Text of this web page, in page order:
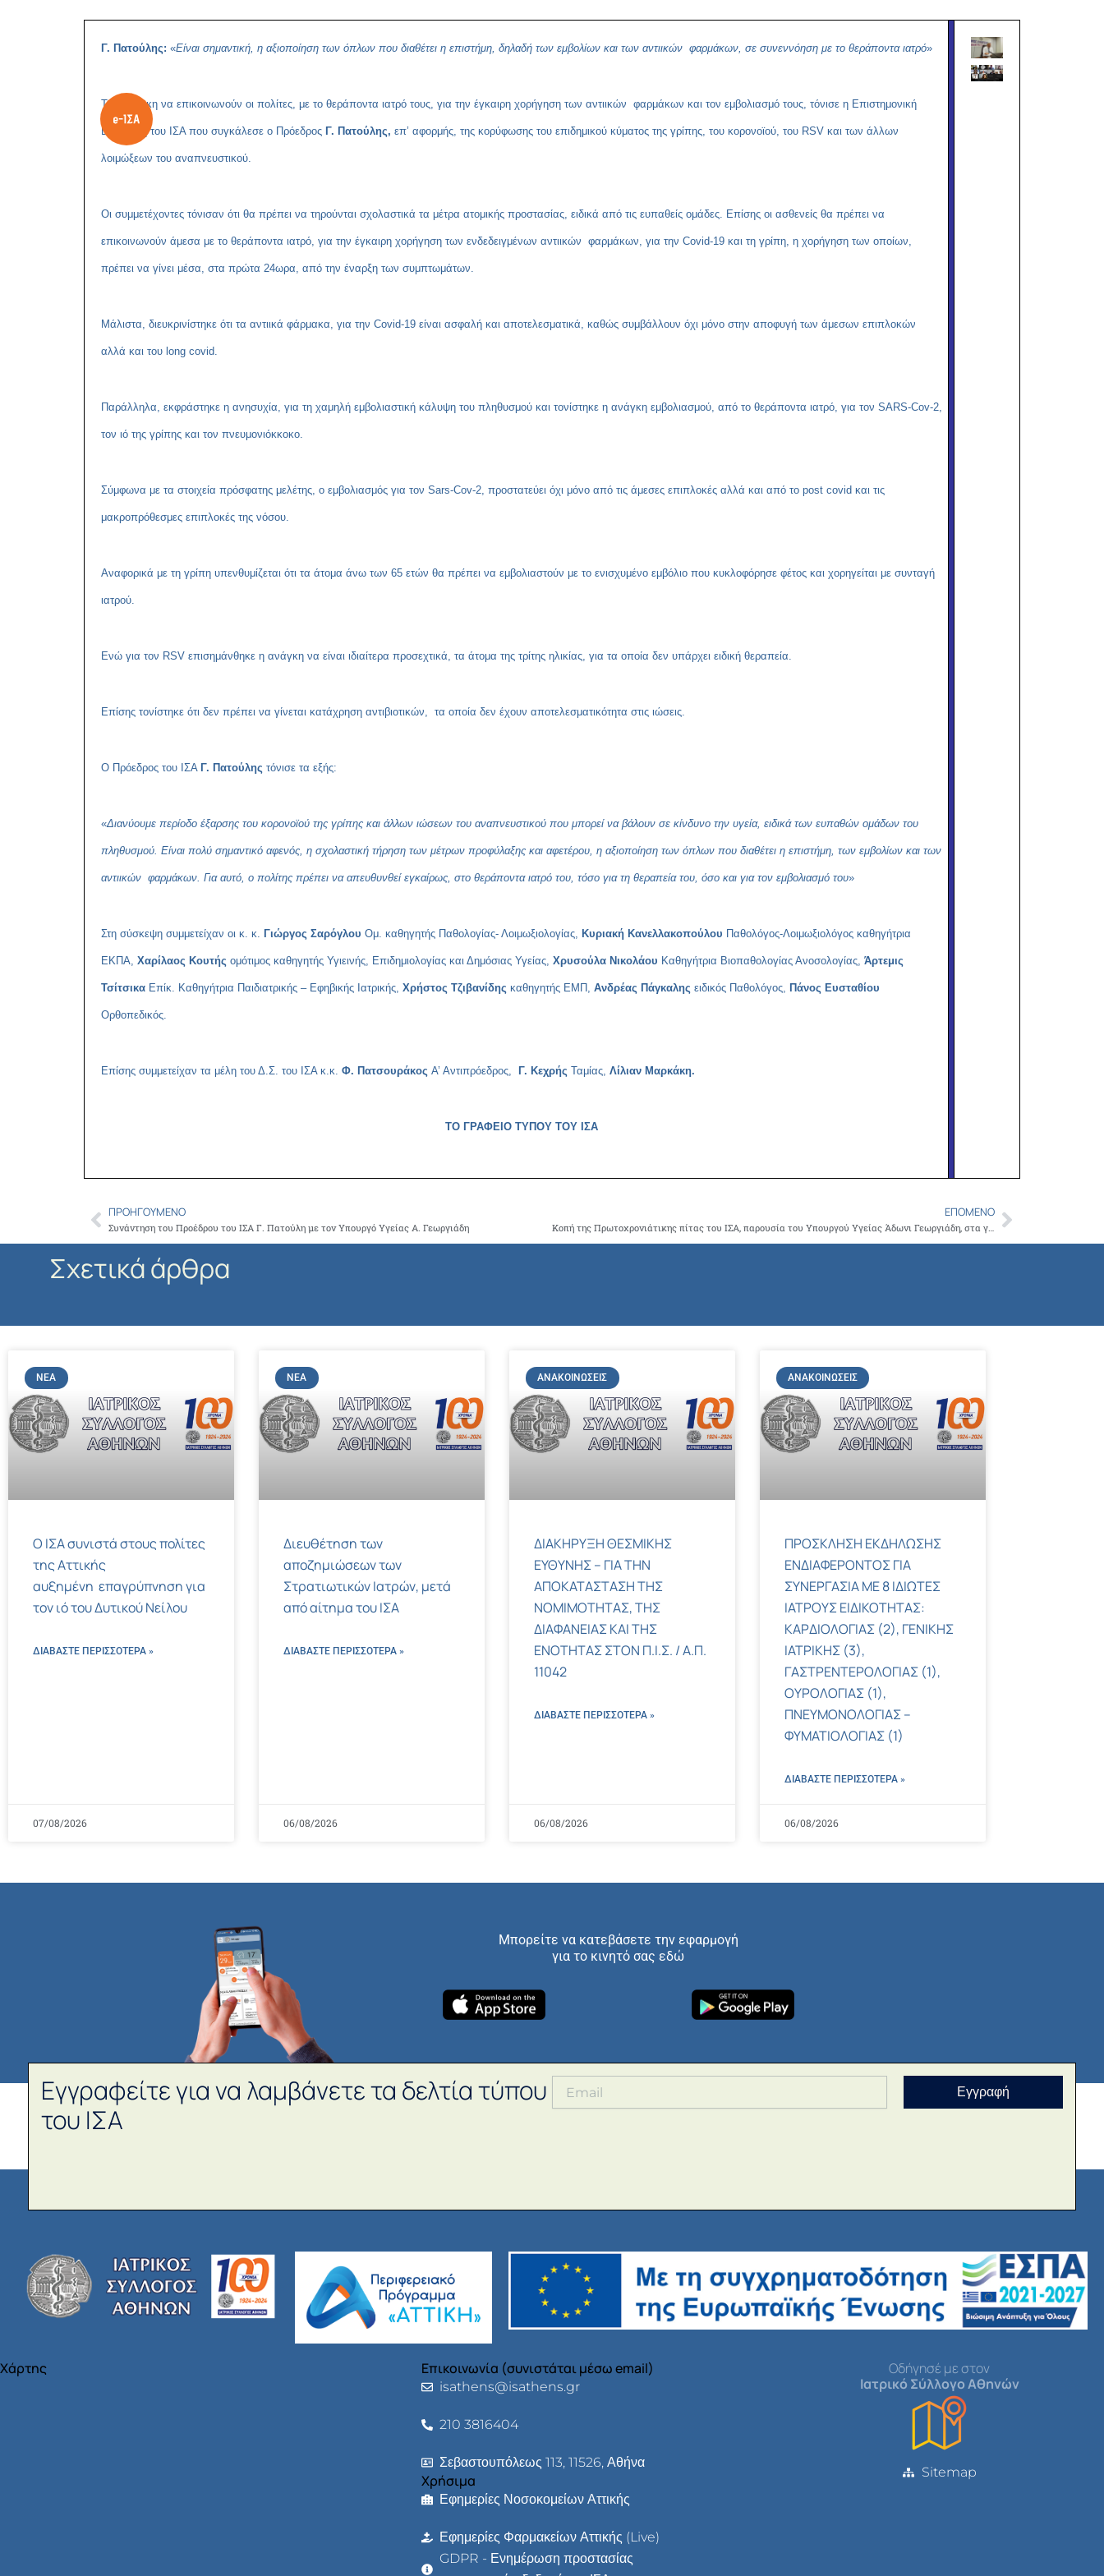
Γ. Πατούλης: «Είναι σημαντική, η αξιοποίηση των όπλων που διαθέτει η επιστήμη, δηλαδή των εμβολίων και των αντιικών φαρμάκων, σε συνεννόηση με το θεράποντα ιατρό»
Την ανάγκη να επικοινωνούν οι πολίτες, με το θεράποντα ιατρό τους, για την έγκαιρη χορήγηση των αντιικών φαρμάκων και τον εμβολιασμό τους, τόνισε η Επιστημονική
Επιτροπή του ΙΣΑ που συγκάλεσε ο Πρόεδρος Γ. Πατούλης, επ’ αφορμής, της κορύφωσης του επιδημικού κύματος της γρίπης, του κορονοϊού, του RSV και των άλλων
λοιμώξεων του αναπνευστικού.
Οι συμμετέχοντες τόνισαν ότι θα πρέπει να τηρούνται σχολαστικά τα μέτρα ατομικής προστασίας, ειδικά από τις ευπαθείς ομάδες. Επίσης οι ασθενείς θα πρέπει να
επικοινωνούν άμεσα με το θεράποντα ιατρό, για την έγκαιρη χορήγηση των ενδεδειγμένων αντιικών φαρμάκων, για την Covid-19 και τη γρίπη, η χορήγηση των οποίων,
πρέπει να γίνει μέσα, στα πρώτα 24ωρα, από την έναρξη των συμπτωμάτων.
Μάλιστα, διευκρινίστηκε ότι τα αντιικά φάρμακα, για την Covid-19 είναι ασφαλή και αποτελεσματικά, καθώς συμβάλλουν όχι μόνο στην αποφυγή των άμεσων επιπλοκών
αλλά και του long covid.
Παράλληλα, εκφράστηκε η ανησυχία, για τη χαμηλή εμβολιαστική κάλυψη του πληθυσμού και τονίστηκε η ανάγκη εμβολιασμού, από το θεράποντα ιατρό, για τον SARS-Cov-2,
τον ιό της γρίπης και τον πνευμονιόκκοκο.
Σύμφωνα με τα στοιχεία πρόσφατης μελέτης, ο εμβολιασμός για τον Sars-Cov-2, προστατεύει όχι μόνο από τις άμεσες επιπλοκές αλλά και από το post covid και τις
μακροπρόθεσμες επιπλοκές της νόσου.
Αναφορικά με τη γρίπη υπενθυμίζεται ότι τα άτομα άνω των 65 ετών θα πρέπει να εμβολιαστούν με το ενισχυμένο εμβόλιο που κυκλοφόρησε φέτος και χορηγείται με συνταγή
ιατρού.
Ενώ για τον RSV επισημάνθηκε η ανάγκη να είναι ιδιαίτερα προσεχτικά, τα άτομα της τρίτης ηλικίας, για τα οποία δεν υπάρχει ειδική θεραπεία.
Επίσης τονίστηκε ότι δεν πρέπει να γίνεται κατάχρηση αντιβιοτικών, τα οποία δεν έχουν αποτελεσματικότητα στις ιώσεις.
Ο Πρόεδρος του ΙΣΑ Γ. Πατούλης τόνισε τα εξής:
«Διανύουμε περίοδο έξαρσης του κορονοϊού της γρίπης και άλλων ιώσεων του αναπνευστικού που μπορεί να βάλουν σε κίνδυνο την υγεία, ειδικά των ευπαθών ομάδων του
πληθυσμού. Είναι πολύ σημαντικό αφενός, η σχολαστική τήρηση των μέτρων προφύλαξης και αφετέρου, η αξιοποίηση των όπλων που διαθέτει η επιστήμη, των εμβολίων και των
αντιικών φαρμάκων. Για αυτό, ο πολίτης πρέπει να απευθυνθεί εγκαίρως, στο θεράποντα ιατρό του, τόσο για τη θεραπεία του, όσο και για τον εμβολιασμό του»
Στη σύσκεψη συμμετείχαν οι κ. κ. Γιώργος Σαρόγλου Ομ. καθηγητής Παθολογίας- Λοιμωξιολογίας, Κυριακή Κανελλακοπούλου Παθολόγος-Λοιμωξιολόγος καθηγήτρια
ΕΚΠΑ, Χαρίλαος Κουτής ομότιμος καθηγητής Υγιεινής, Επιδημιολογίας και Δημόσιας Υγείας, Χρυσούλα Νικολάου Καθηγήτρια Βιοπαθολογίας Ανοσολογίας, Άρτεμις
Τσίτσικα Επίκ. Καθηγήτρια Παιδιατρικής – Εφηβικής Ιατρικής, Χρήστος Τζιβανίδης καθηγητής ΕΜΠ, Ανδρέας Πάγκαλης ειδικός Παθολόγος, Πάνος Ευσταθίου
Ορθοπεδικός.
Επίσης συμμετείχαν τα μέλη του Δ.Σ. του ΙΣΑ κ.κ. Φ. Πατσουράκος Α’ Αντιπρόεδρος, Γ. Κεχρής Ταμίας, Λίλιαν Μαρκάκη.
ΤΟ ΓΡΑΦΕΙΟ ΤΥΠΟΥ ΤΟΥ ΙΣΑ
Prev
ΠΡΟΗΓΟΎΜΕΝΟ
Συνάντηση του Προέδρου του ΙΣΑ Γ. Πατούλη με τον Υπουργό Υγείας Α. Γεωργιάδη
ΕΠΌΜΕΝΟ
Kοπή της Πρωτοχρονιάτικης πίτας του ΙΣΑ, παρουσία του Υπουργού Υγείας Άδωνι Γεωργιάδη, στα γραφεία του ΣυλλόγουNext
Σχετικά άρθρα
ΝΈΑ
Ο ΙΣΑ συνιστά στους πολίτες
της Αττικής
αυξημένη επαγρύπνηση για
τον ιό του Δυτικού Νείλου
ΔΙΑΒΑΣΤΕ ΠΕΡΙΣΣΌΤΕΡΑ »
07/08/2026
ΝΈΑ
Διευθέτηση των
αποζημιώσεων των
Στρατιωτικών Ιατρών, μετά
από αίτημα του ΙΣΑ
ΔΙΑΒΑΣΤΕ ΠΕΡΙΣΣΌΤΕΡΑ »
06/08/2026
ΑΝΑΚΟΙΝΏΣΕΙΣ
ΔΙΑΚΗΡΥΞΗ ΘΕΣΜΙΚΗΣ
ΕΥΘΥΝΗΣ – ΓΙΑ ΤΗΝ
ΑΠΟΚΑΤΑΣΤΑΣΗ ΤΗΣ
ΝΟΜΙΜΟΤΗΤΑΣ, ΤΗΣ
ΔΙΑΦΑΝΕΙΑΣ ΚΑΙ ΤΗΣ
ΕΝΟΤΗΤΑΣ ΣΤΟΝ Π.Ι.Σ. / Α.Π.
11042
ΔΙΑΒΑΣΤΕ ΠΕΡΙΣΣΌΤΕΡΑ »
06/08/2026
ΑΝΑΚΟΙΝΏΣΕΙΣ
ΠΡΟΣΚΛΗΣΗ ΕΚΔΗΛΩΣΗΣ
ΕΝΔΙΑΦΕΡΟΝΤΟΣ ΓΙΑ
ΣΥΝΕΡΓΑΣΙΑ ΜΕ 8 ΙΔΙΩΤΕΣ
ΙΑΤΡΟΥΣ ΕΙΔΙΚΟΤΗΤΑΣ:
ΚΑΡΔΙΟΛΟΓΙΑΣ (2), ΓΕΝΙΚΗΣ
ΙΑΤΡΙΚΗΣ (3),
ΓΑΣΤΡΕΝΤΕΡΟΛΟΓΙΑΣ (1),
ΟΥΡΟΛΟΓΙΑΣ (1),
ΠΝΕΥΜΟΝΟΛΟΓΙΑΣ –
ΦΥΜΑΤΙΟΛΟΓΙΑΣ (1)
ΔΙΑΒΑΣΤΕ ΠΕΡΙΣΣΌΤΕΡΑ »
06/08/2026
Μπορείτε να κατεβάσετε την εφαρμογή
για το κινητό σας εδώ
Εγγραφείτε για να λαμβάνετε τα δελτία τύπου
του ΙΣΑ
Εγγραφή
Χάρτης Επικοινωνία (συνιστάται μέσω email)
isathens@isathens.gr
210 3816404
Σεβαστουπόλεως 113, 11526, Αθήνα
Χρήσιμα
Εφημερίες Νοσοκομείων Αττικής
Εφημερίες Φαρμακείων Αττικής (Live)
GDPR - Ενημέρωση προστασίας
Οδήγησέ με στον
Ιατρικό Σύλλογο Αθηνών
Sitemap